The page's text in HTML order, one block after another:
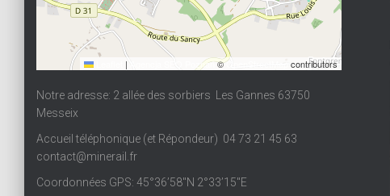
| Agencja SEO Poznań©OpenStreetMap contributors
Notre adresse: 2 allée des sorbiers Les Gannes 63750
Messeix
Accueil téléphonique (et Répondeur) 04 73 21 45 63
contact@minerail.fr
Coordonnées GPS: 45°36’58″N 2°33’15″E